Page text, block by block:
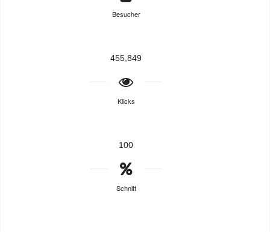
Besucher
455,849
Klicks
100
Schnitt